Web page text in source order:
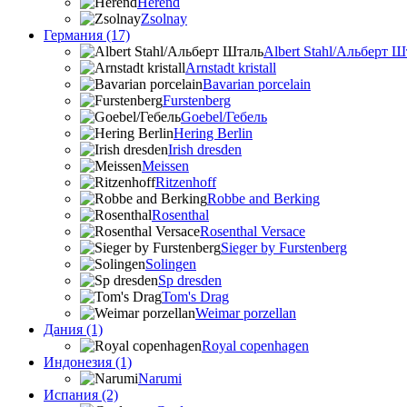
Zsolnay
Германия (17)
Albert Stahl/Альбеpт
Arnstadt kristall
Bavarian porcelain
Furstenberg
Goebel/Гебель
Hering Berlin
Irish dresden
Meissen
Ritzenhoff
Robbe and Berking
Rosenthal
Rosenthal Versace
Sieger by Furstenberg
Solingen
Sp dresden
Tom's Drag
Weimar porzellan
Дания (1)
Royal copenhagen
Индонезия (1)
Narumi
Испания (2)